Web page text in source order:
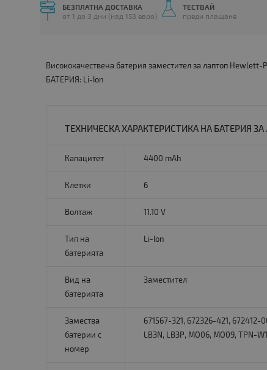
БЕЗПЛАТНА ДОСТАВКА
от 1 до 3 дни (над 153 евро)
ТЕСТВАЙ
преди плащане
Висококачествена батерия заместител за лаптоп
БАТЕРИЯ: Li-Ion
ТЕХНИЧЕСКА ХАРАКТЕРИСТИКА НА БАТЕРИЯ ЗА
Капацитет 4400 mAh
Клетки 6
Волтаж 11.10 V
Тип на
батерията
Li-Ion
Вид на
батерията
Заместител
Замества
батерии с
номер
671567-321, 672326-421,
LВ3N, LВ3Р, МО06, МО09, ТРN-